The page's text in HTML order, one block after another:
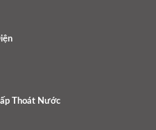
Thoát Nước